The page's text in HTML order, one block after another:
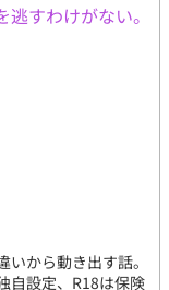
すわけがない。
から動き出す話。
設定、R18は保険